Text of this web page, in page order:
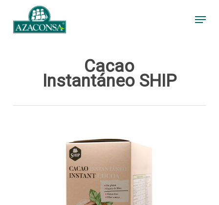
main
Menu
Cacao
Instantáneo SHIP